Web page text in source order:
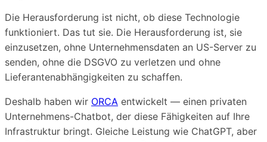
Die Herausforderung ist nicht, ob diese Technologie
funktioniert. Das tut sie. Die Herausforderung ist, sie
einzusetzen, ohne Unternehmensdaten an US-Server zu
senden, ohne die DSGVO zu verletzen und ohne
Lieferantenabhängigkeiten zu schaffen.
Deshalb haben wir ORCA entwickelt — einen privaten
Unternehmens-Chatbot, der diese Fähigkeiten auf Ihre
Infrastruktur bringt. Gleiche Leistung wie ChatGPT, aber